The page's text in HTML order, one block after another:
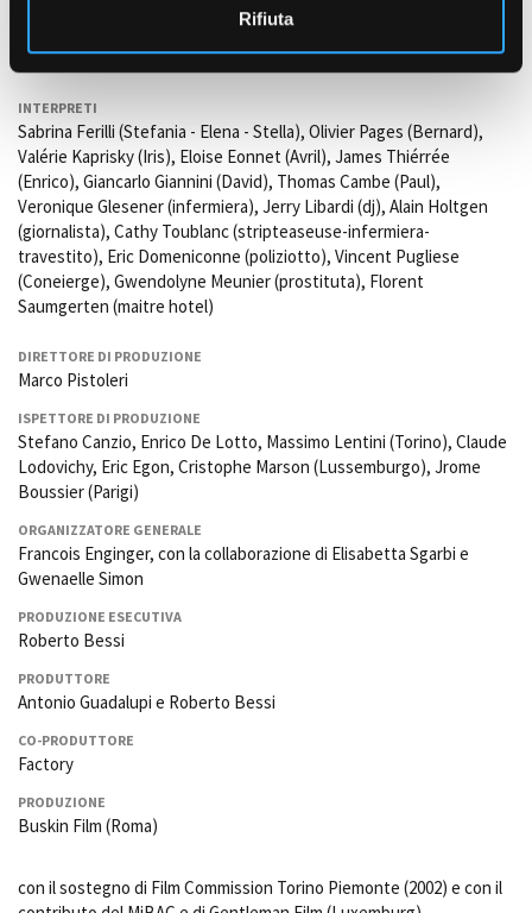
Rifiuta
Vito Brunetti(Elettricista).
INTERPRETI
Sabrina Ferilli (Stefania - Elena - Stella), Olivier Pages (Bernard),
Valérie Kaprisky (Iris), Eloise Eonnet (Avril), James Thiérrée
(Enrico), Giancarlo Giannini (David), Thomas Cambe (Paul),
Veronique Glesener (infermiera), Jerry Libardi (dj), Alain Holtgen
(giornalista), Cathy Toublanc (stripteaseuse-infermiera-
travestito), Eric Domeniconne (poliziotto), Vincent Pugliese
(Coneierge), Gwendolyne Meunier (prostituta), Florent
Saumgerten (maitre hotel)
DIRETTORE DI PRODUZIONE
Marco Pistoleri
ISPETTORE DI PRODUZIONE
Stefano Canzio, Enrico De Lotto, Massimo Lentini (Torino), Claude
Lodovichy, Eric Egon, Cristophe Marson (Lussemburgo), Jrome
Boussier (Parigi)
ORGANIZZATORE GENERALE
Francois Enginger, con la collaborazione di Elisabetta Sgarbi e
Gwenaelle Simon
PRODUZIONE ESECUTIVA
Roberto Bessi
PRODUTTORE
Antonio Guadalupi e Roberto Bessi
CO-PRODUTTORE
Factory
PRODUZIONE
Buskin Film (Roma)
con il sostegno di Film Commission Torino Piemonte (2002) e con il